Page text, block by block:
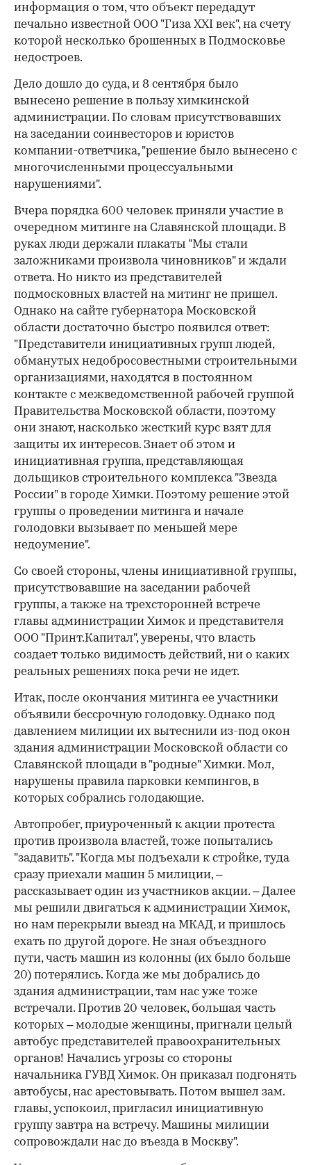
информация о том, что объект передадут
печально известной ООО "Гиза ХХI век", на счету
которой несколько брошенных в Подмосковье
недостроев.
Дело дошло до суда, и 8 сентября было
вынесено решение в пользу химкинской
администрации. По словам присутствовавших
на заседании соинвесторов и юристов
компании-ответчика, "решение было вынесено с
многочисленными процессуальными
нарушениями".
Вчера порядка 600 человек приняли участие в
очередном митинге на Славянской площади. В
руках люди держали плакаты "Мы стали
заложниками произвола чиновников" и ждали
ответа. Но никто из представителей
подмосковных властей на митинг не пришел.
Однако на сайте губернатора Московской
области достаточно быстро появился ответ:
"Представители инициативных групп людей,
обманутых недобросовестными строительными
организациями, находятся в постоянном
контакте с межведомственной рабочей группой
Правительства Московской области, поэтому
они знают, насколько жесткий курс взят для
защиты их интересов. Знает об этом и
инициативная группа, представляющая
дольщиков строительного комплекса "Звезда
России" в городе Химки. Поэтому решение этой
группы о проведении митинга и начале
голодовки вызывает по меньшей мере
недоумение".
Со своей стороны, члены инициативной группы,
присутствовавшие на заседании рабочей
группы, а также на трехсторонней встрече
главы администрации Химок и представителя
ООО "Принт.Капитал", уверены, что власть
создает только видимость действий, ни о каких
реальных решениях пока речи не идет.
Итак, после окончания митинга ее участники
объявили бессрочную голодовку. Однако под
давлением милиции их вытеснили из-под окон
здания администрации Московской области со
Славянской площади в "родные" Химки. Мол,
нарушены правила парковки кемпингов, в
которых собрались голодающие.
Автопробег, приуроченный к акции протеста
против произвола властей, тоже попытались
"задавить". "Когда мы подъехали к стройке, туда
сразу приехали машин 5 милиции, –
рассказывает один из участников акции. – Далее
мы решили двигаться к администрации Химок,
но нам перекрыли выезд на МКАД, и пришлось
ехать по другой дороге. Не зная объездного
пути, часть машин из колонны (их было больше
20) потерялись. Когда же мы добрались до
здания администрации, там нас уже тоже
встречали. Против 20 человек, большая часть
которых – молодые женщины, пригнали целый
автобус представителей правоохранительных
органов! Начались угрозы со стороны
начальника ГУВД Химок. Он приказал подгонять
автобусы, нас арестовывать. Потом вышел зам.
главы, успокоил, пригласил инициативную
группу завтра на встречу. Машины милиции
сопровождали нас до въезда в Москву".